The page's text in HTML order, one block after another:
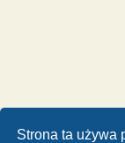
Strona ta używa